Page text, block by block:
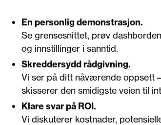
En personlig demonstrasjon.
Se grensesnittet, prøv
og innstillinger i sanntid.
Skreddersydd rådgivning.
Vi ser på ditt nåværende oppsett
skisserer den smidigste veien til
Klare svar på ROI.
Vi diskuterer kostnader,